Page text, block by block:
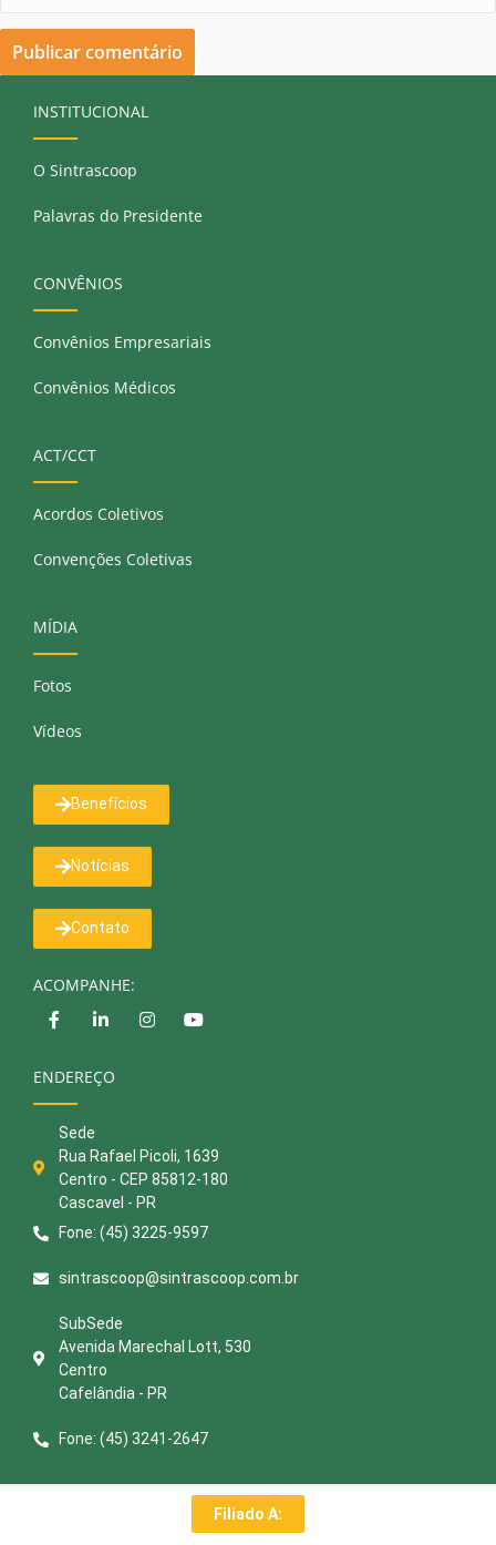
INSTITUCIONAL
O Sintrascoop
Palavras do Presidente
CONVÊNIOS
Convênios Empresariais
Convênios Médicos
ACT/CCT
Acordos Coletivos
Convenções Coletivas
MÍDIA
Fotos
Vídeos
Benefícios
Notícias
Contato
ACOMPANHE:
ENDEREÇO
Sede
Rua Rafael Picoli, 1639
Centro - CEP 85812-180
Cascavel - PR
Fone: (45) 3225-9597
sintrascoop@sintrascoop.com.br
SubSede
Avenida Marechal Lott, 530
Centro
Cafelândia - PR
Fone: (45) 3241-2647
Filiado A: